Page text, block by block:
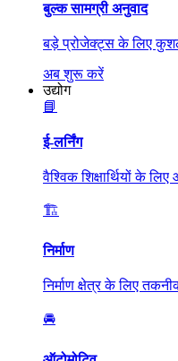
बुल्क सामग्री अनुवाद
बड़े प्रोजेक्ट्स के लिए
अब शुरू करें
उद्योग
📘
ई-लर्निंग
वैश्विक शिक्षार्थियों के
🏗️
निर्माण
निर्माण क्षेत्र के लिए
🚘